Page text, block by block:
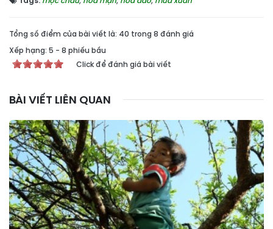
Tổng số điểm của bài viết là: 40 trong 8 đánh giá
Xếp hạng: 5 - 8 phiếu bầu
Click để đánh giá bài viết
BÀI VIẾT LIÊN QUAN